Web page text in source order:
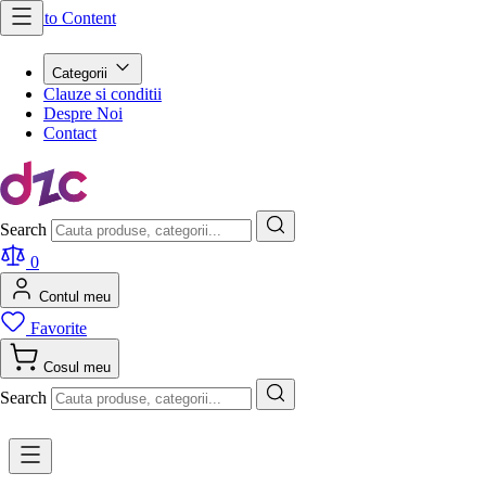
Skip to Content
Categorii
Clauze si conditii
Despre Noi
Contact
Search
0
Contul meu
Favorite
Cosul meu
Search